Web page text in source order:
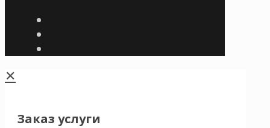
✕
Заказ услуги